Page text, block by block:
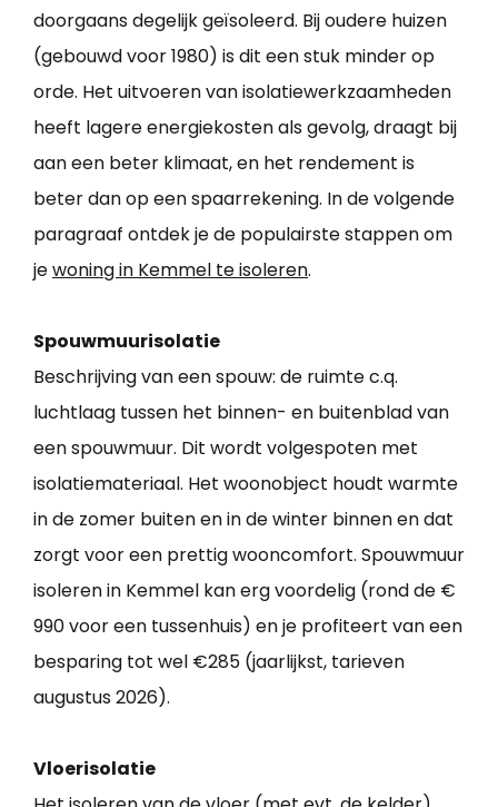
doorgaans degelijk geïsoleerd. Bij oudere huizen
(gebouwd voor 1980) is dit een stuk minder op
orde. Het uitvoeren van isolatiewerkzaamheden
heeft lagere energiekosten als gevolg, draagt bij
aan een beter klimaat, en het rendement is
beter dan op een spaarrekening. In de volgende
paragraaf ontdek je de populairste stappen om
jewoning in Kemmel te isoleren.
Spouwmuurisolatie
Beschrijving van een spouw: de ruimte c.q.
luchtlaag tussen het binnen- en buitenblad van
een spouwmuur. Dit wordt volgespoten met
isolatiemateriaal. Het woonobject houdt warmte
in de zomer buiten en in de winter binnen en dat
zorgt voor een prettig wooncomfort. Spouwmuur
isoleren in Kemmel kan erg voordelig (rond de €
990 voor een tussenhuis) en je profiteert van een
besparing tot wel €285 (jaarlijkst, tarieven
augustus 2026).
Vloerisolatie